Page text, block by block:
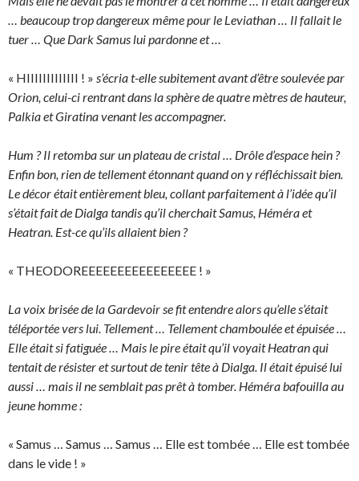
… beaucoup trop dangereux même pour le Leviathan … Il fallait le
tuer … Que Dark Samus lui pardonne et …
« HIIIIIIIIIIIII ! » s’écria t-elle subitement avant d’être soulevée par
Orion, celui-ci rentrant dans la sphère de quatre mètres de hauteur,
Palkia et Giratina venant les accompagner.
Hum ? Il retomba sur un plateau de cristal … Drôle d’espace hein ?
Enfin bon, rien de tellement étonnant quand on y réfléchissait bien.
Le décor était entièrement bleu, collant parfaitement à l’idée qu’il
s’était fait de Dialga tandis qu’il cherchait Samus, Héméra et
Heatran. Est-ce qu’ils allaient bien ?
« THEODOREEEEEEEEEEEEEEEE ! »
La voix brisée de la Gardevoir se fit entendre alors qu’elle s’était
téléportée vers lui. Tellement … Tellement chamboulée et épuisée …
Elle était si fatiguée … Mais le pire était qu’il voyait Heatran qui
tentait de résister et surtout de tenir tête à Dialga. Il était épuisé lui
aussi … mais il ne semblait pas prêt à tomber. Héméra bafouilla au
jeune homme :
« Samus … Samus … Samus … Elle est tombée … Elle est tombée
dans le vide ! »